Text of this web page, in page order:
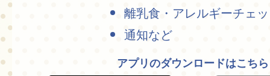
離乳食・アレルギーチェ
通知など
アプリのダウンロードはこちら